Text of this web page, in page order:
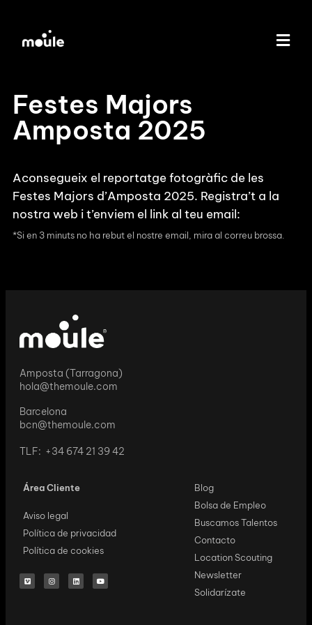
Festes Majors
Amposta 2025
Aconsegueix el reportatge fotogràfic de les
Festes Majors d’Amposta 2025. Registra’t a la
nostra web i t’enviem el link al teu email:
*Si en 3 minuts no ha rebut el nostre email, mira al correu brossa.
Amposta (Tarragona)
hola@themoule.com
Barcelona
bcn@themoule.com
TLF: +34 674 21 39 42
Área Cliente
Aviso legal
Política de privacidad
Política de cookies
Blog
Bolsa de Empleo
Buscamos Talentos
Contacto
Location Scouting
Newsletter
Solidarízate